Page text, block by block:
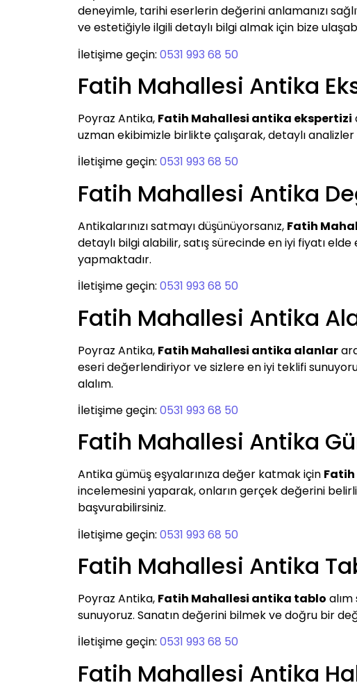
deneyimle, tarihi eserlerin değerini anlamanızı
ve estetiğiyle ilgili detaylı bilgi almak için bize
İletişime geçin: 0531 993 68 50
Fatih Mahallesi Antika
Poyraz Antika, Fatih Mahallesi antika ekspertizi
uzman ekibimizle birlikte çalışarak, detaylı
İletişime geçin: 0531 993 68 50
Fatih Mahallesi Antika
Antikalarınızı satmayı düşünüyorsanız, Fatih
detaylı bilgi alabilir, satış sürecinde en iyi fiyatı
yapmaktadır.
İletişime geçin: 0531 993 68 50
Fatih Mahallesi Antika
Poyraz Antika, Fatih Mahallesi antika alanlar
eseri değerlendiriyor ve sizlere en iyi teklifi
alalım.
İletişime geçin: 0531 993 68 50
Fatih Mahallesi Antika
Antika gümüş eşyalarınıza değer katmak için
incelemesini yaparak, onların gerçek değerini
başvurabilirsiniz.
İletişime geçin: 0531 993 68 50
Fatih Mahallesi Antika
Poyraz Antika, Fatih Mahallesi antika tablo
sunuyoruz. Sanatın değerini bilmek ve doğru bir
İletişime geçin: 0531 993 68 50
Fatih Mahallesi Antika